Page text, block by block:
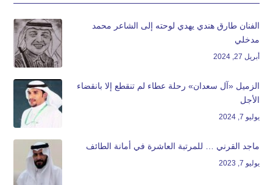
الفنان طارق هندي يهدي لوحته إلى الشاعر محمد
مدخلي
أبريل 27, 2024
الزميل «آل سعدان» رحلة عطاء لم تنقطع إلا بانقضاء
الأجل
يوليو 7, 2024
ماجد القرني … للمرتبة العاشرة في أمانة الطائف
يوليو 7, 2023